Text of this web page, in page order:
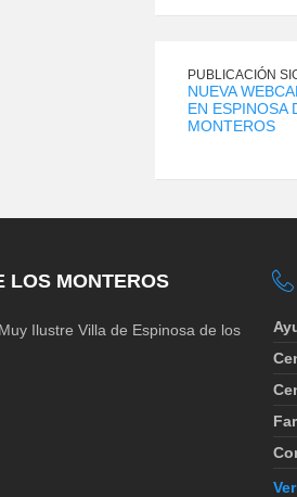
PUBLICACIÓN
NUEVA
EN ESPINOSA
MONTEROS
LOS MONTEROS
Ilustre Villa de Espinosa de los